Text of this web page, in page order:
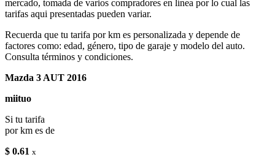
mercado, tomada de varios compradores en línea por lo cual las
tarifas aqui presentadas pueden variar.
Recuerda que tu tarifa por km es personalizada y depende de
factores como: edad, género, tipo de garaje y modelo del auto.
Consulta términos y condiciones.
Mazda 3 AUT 2016
miituo
Si tu tarifa
por km es de
$ 0.61 x